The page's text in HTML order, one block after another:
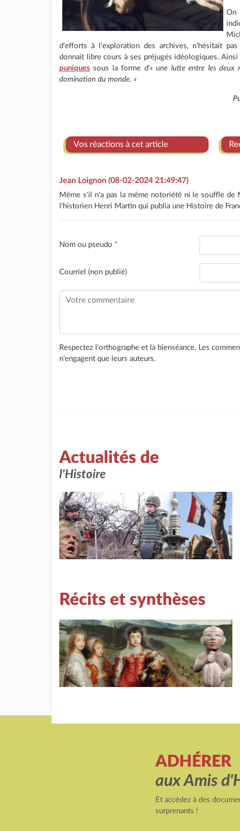
On
d'efforts à l'exploration des archives, n'hésitait
donnait libre cours à ses préjugés idéologiques.
puniques sous la forme d'« une lutte entre les deux
domination du monde. »
Vos réactions à cet article
Jean Loignon (08-02-2024 21:49:47)
Même s'il n'a pas la même notoriété ni le souffle
l'historien Henri Martin qui publia une Histoire de
Nom ou pseudo *
Courriel (non publié)
Respectez l'orthographe et la bienséance. Les
n'engagent que leurs auteurs.
Actualités de
l'Histoire
Récits et synthèses
ADHÉRER
aux Amis
Et accédez à des
surprenants !